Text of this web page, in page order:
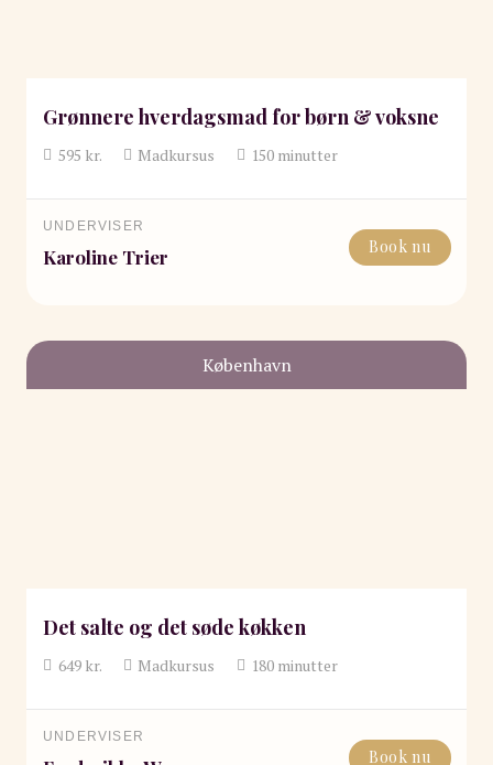
Grønnere hverdagsmad for børn & voksne
595 kr. Madkursus 150 minutter
UNDERVISER
Karoline Trier Book nu
København
Det salte og det søde køkken
649kr. Madkursus 180 minutter
UNDERVISER
Book nu